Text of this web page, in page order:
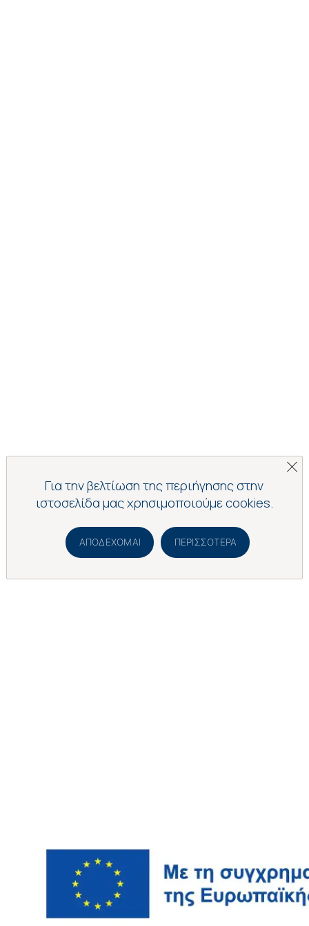
Για την βελτίωση της περιήγησης στην
ιστοσελίδα μας χρησιμοποιούμε cookies.
ΑΠΟΔΈΧΟΜΑΙ ΠΕΡΙΣΣΌΤΕΡΑ